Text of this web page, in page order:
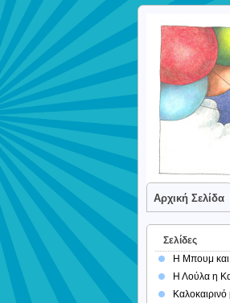
Αρχική Σελίδα
Σελίδες
Η Μπουμ
Η Λούλα η
Καλοκαιρινό